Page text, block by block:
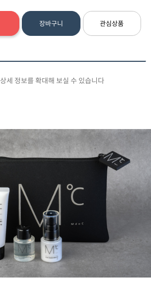
장바구니 관심상품
상세 정보를 확대해 보실 수 있습니다